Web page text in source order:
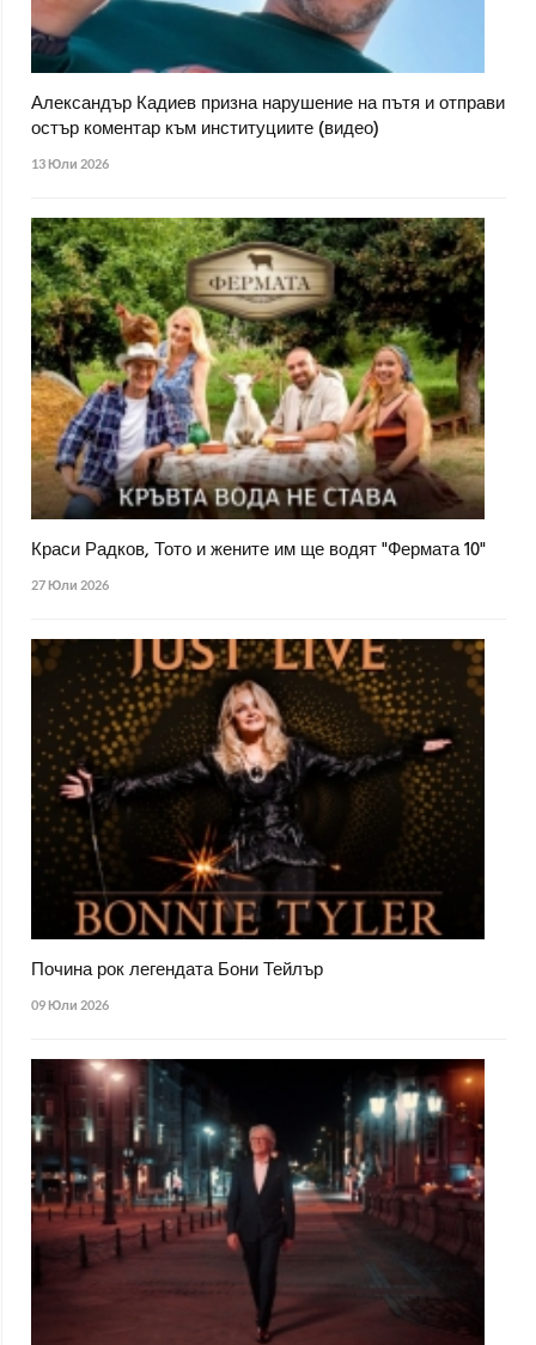
Александър Кадиев призна нарушение на пътя и отправи
остър коментар към институциите (видео)
13 Юли 2026
Краси Радков, Тото и жените им ще водят "Фермата 10"
27 Юли 2026
Почина рок легендата Бони Тейлър
09 Юли 2026